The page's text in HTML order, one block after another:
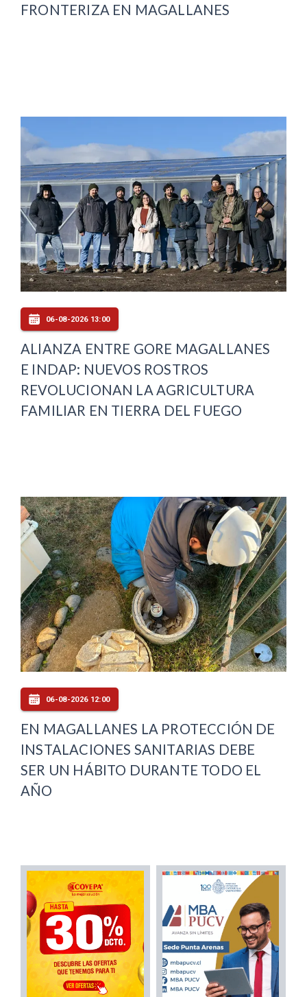
FRONTERIZA EN MAGALLANES
06-08-2026 13:00
ALIANZA ENTRE GORE MAGALLANES
E INDAP: NUEVOS ROSTROS
REVOLUCIONAN LA AGRICULTURA
FAMILIAR EN TIERRA DEL FUEGO
06-08-2026 12:00
EN MAGALLANES LA PROTECCIÓN DE
INSTALACIONES SANITARIAS DEBE
SER UN HÁBITO DURANTE TODO EL
AÑO